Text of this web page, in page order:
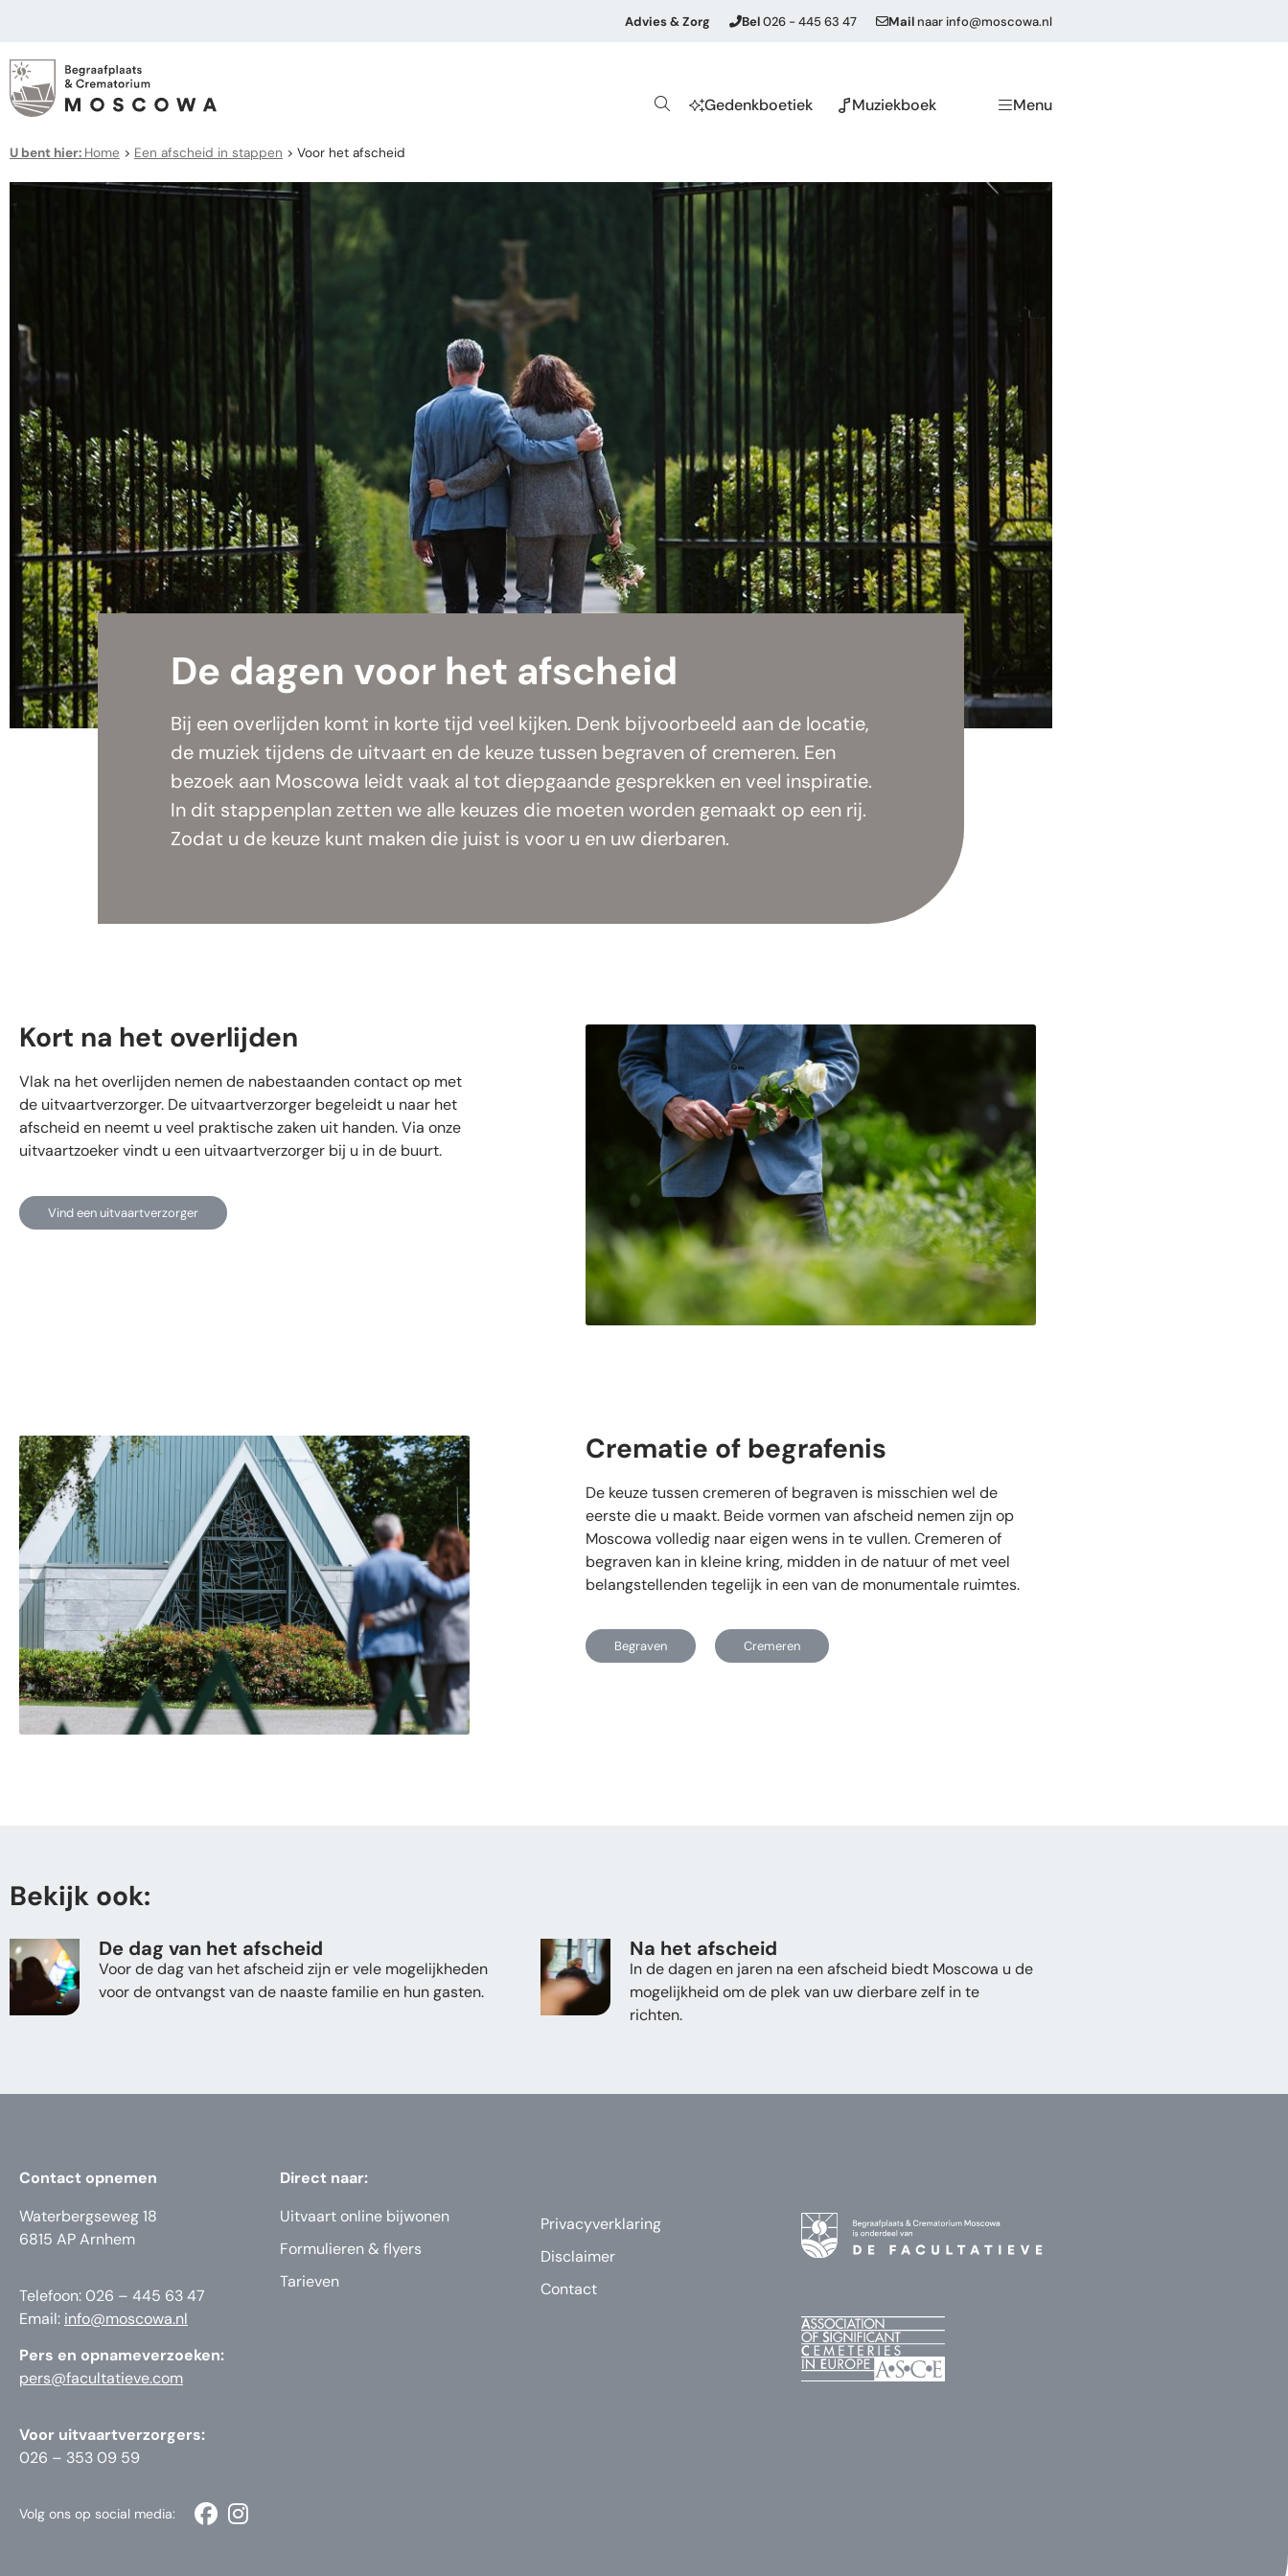
Advies & Zorg Bel026 - 445 63 47 Mail naarinfo@moscowa.nl
Gedenkboetiek Muziekboek Menu
U bent hier: Home > Een afscheid in stappen > Voor het afscheid
De dagen voor het afscheid
Bij een overlijden komt in korte tijd veel kijken. Denk bijvoorbeeld aan de locatie,
de muziek tijdens de uitvaart en de keuze tussen begraven of cremeren. Een
bezoek aan Moscowa leidt vaak al tot diepgaande gesprekken en veel inspiratie.
In dit stappenplan zetten we alle keuzes die moeten worden gemaakt op een rij.
Zodat u de keuze kunt maken die juist is voor u en uw dierbaren.
Kort na het overlijden
Vlak na het overlijden nemen de nabestaanden contact op met
de uitvaartverzorger. De uitvaartverzorger begeleidt u naar het
afscheid en neemt u veel praktische zaken uit handen. Via onze
uitvaartzoeker vindt u een uitvaartverzorger bij u in de buurt.
Vind een uitvaartverzorger
Crematie of begrafenis
De keuze tussen cremeren of begraven is misschien wel de
eerste die u maakt. Beide vormen van afscheid nemen zijn op
Moscowa volledig naar eigen wens in te vullen. Cremeren of
begraven kan in kleine kring, midden in de natuur of met veel
belangstellenden tegelijk in een van de monumentale ruimtes.
Begraven Cremeren
Bekijk ook:
De dag van het afscheid
Voor de dag van het afscheid zijn er vele mogelijkheden
voor de ontvangst van de naaste familie en hun gasten.
Na het afscheid
In de dagen en jaren na een afscheid biedt Moscowa u de
mogelijkheid om de plek van uw dierbare zelf in te
richten.
Contact opnemen
Waterbergseweg 18
6815 AP Arnhem
Telefoon: 026 – 445 63 47
Email: info@moscowa.nl
Pers en opnameverzoeken:
pers@facultatieve.com
Voor uitvaartverzorgers:
026 – 353 09 59
Direct naar:
Uitvaart online bijwonen
Formulieren & flyers
Tarieven
Privacyverklaring
Disclaimer
Contact
Volg ons op social media: